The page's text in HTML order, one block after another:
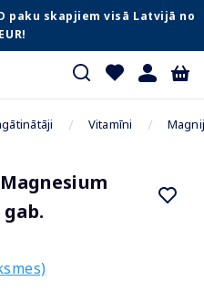
paku skapjiem visā Latvijā no
Vitamīni